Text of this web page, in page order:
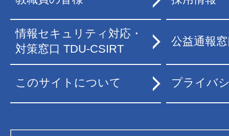
情報セキュリティ対応・
対策窓口 TDU-CSIRT
公益通報
このサイトについて プライバ